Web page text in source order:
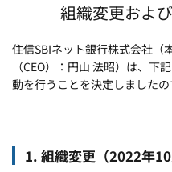
組織変更およ
住信SBIネット銀行株式会社（
（CEO）：円山 法昭）は、下
動を行うことを決定しましたの
1. 組織変更（2022年10